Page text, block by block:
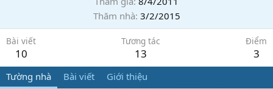
Thăm nhà 3/2/2015
Bài viết
10
Tương tác
13
Điểm
3
Tường nhà Bài viết Giới thiệu